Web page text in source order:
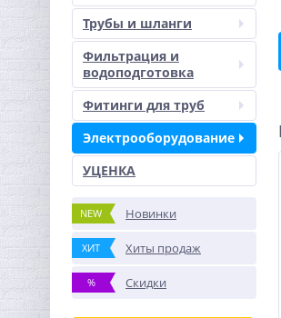
Трубы и шланги
Фильтрация и
водоподготовка
Фитинги для труб
Электрооборудование
УЦЕНКА
NEW Новинки
ХИТ Хиты продаж
% Скидки